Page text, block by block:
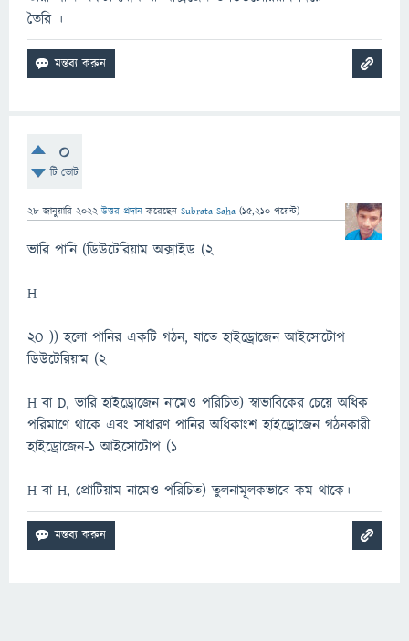
তৈরি ।
0
টি ভোট
28 জানুয়ারি 2022 উত্তর প্রদান করেছেন Subrata Saha (15,210 পয়েন্ট)
ভারি পানি (ডিউটেরিয়াম অক্সাইড (2
H
2O )) হলো পানির একটি গঠন, যাতে হাইড্রোজেন আইসোটোপ
ডিউটেরিয়াম (2
H বা D, ভারি হাইড্রোজেন নামেও পরিচিত) স্বাভাবিকের চেয়ে অধিক
পরিমাণে থাকে এবং সাধারণ পানির অধিকাংশ হাইড্রোজেন গঠনকারী
হাইড্রোজেন-১ আইসোটোপ (1
H বা H, প্রোটিয়াম নামেও পরিচিত) তুলনামূলকভাবে কম থাকে।